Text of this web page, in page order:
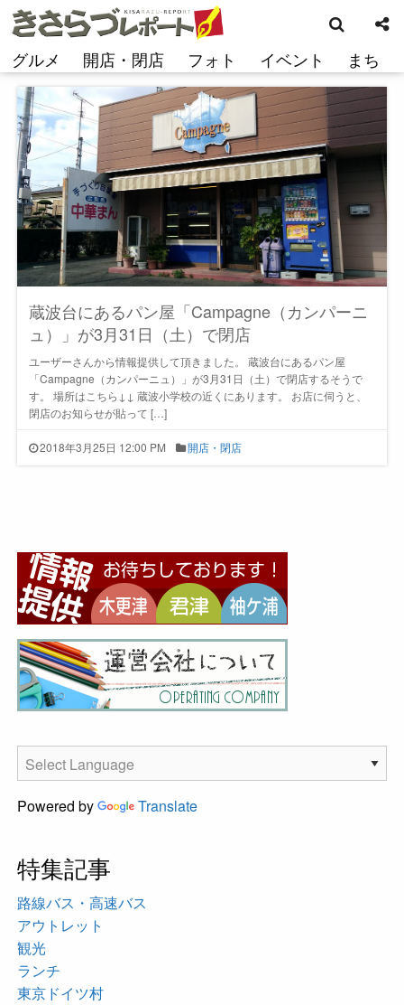
コ
ン
ン
グルメ 開店・閉店 フォト イベント まち
索
蔵波台にあるパン屋「Campagne（カンパーニ
ュ）」が3月31日（土）で閉店
ユーザーさんから情報提供して頂きました。 蔵波台にあるパン屋
「Campagne（カンパーニュ）」が3月31日（土）で閉店するそうで
す。 場所はこちら↓↓ 蔵波小学校の近くにあります。 お店に伺うと、
閉店のお知らせが貼って […]
2018年3月25日 12:00 PM 開店・閉店
Powered by Translate
特集記事
路線バス・高速バス
アウトレット
観光
ランチ
東京ドイツ村